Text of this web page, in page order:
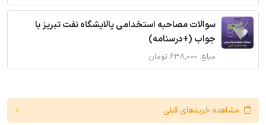
سوالات مصاحبه استخدامی پالایشگاه نفت تبریز با
جواب (+درسنامه)
مبلغ: ۶۳۸,۰۰۰ تومان
مشاهده خریدهای قبلی